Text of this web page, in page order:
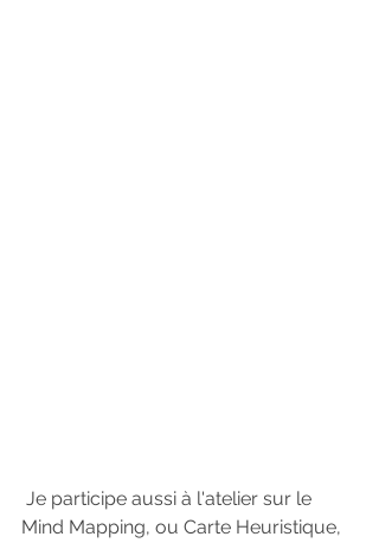
Mind Mapping, ou Carte Heuristique,